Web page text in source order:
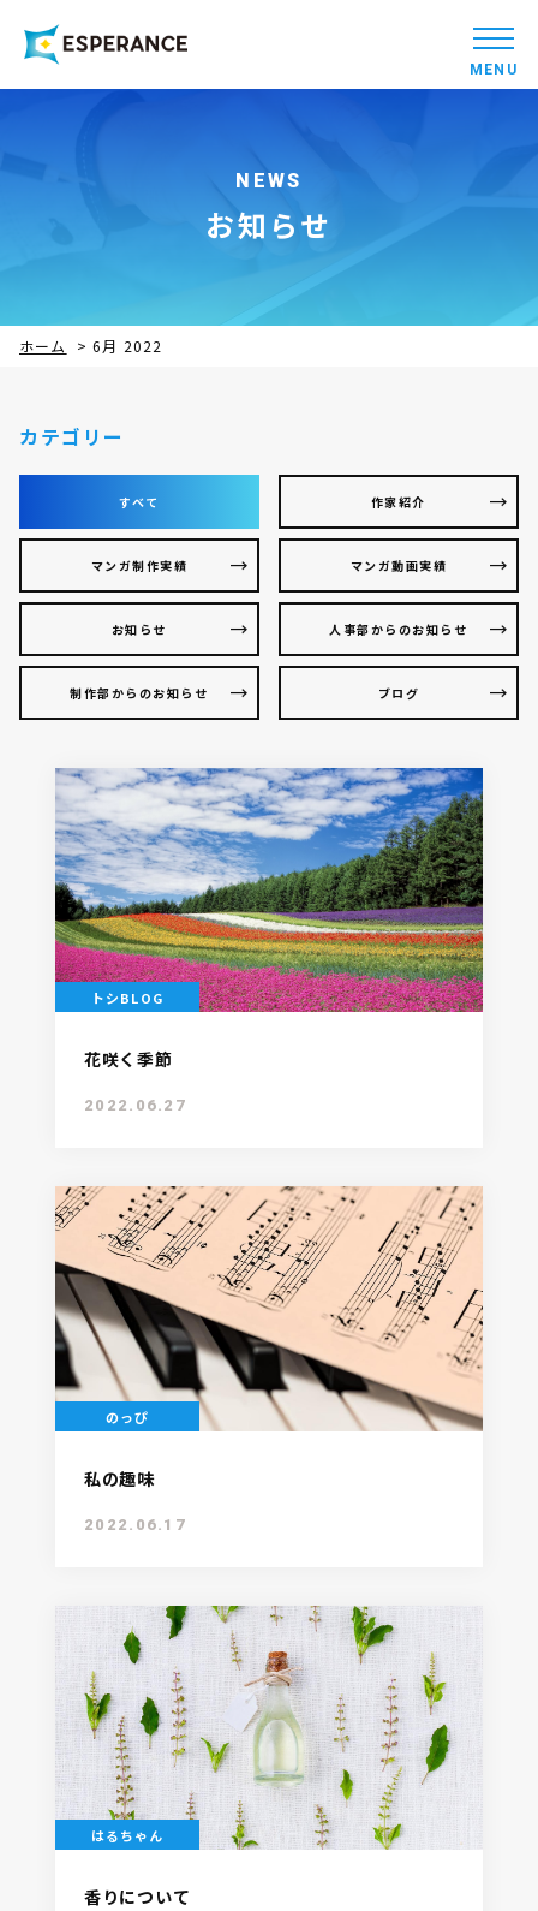
MENU
NEWS
お知らせ
ホーム >6月 2022
カテゴリー
すべて 作家紹介
マンガ制作実績 マンガ動画実績
お知らせ 人事部からのお知らせ
制作部からのお知らせ ブログ
トシBLOG
花咲く季節
2022.06.27
のっぴ
私の趣味
2022.06.17
はるちゃん
香りについて